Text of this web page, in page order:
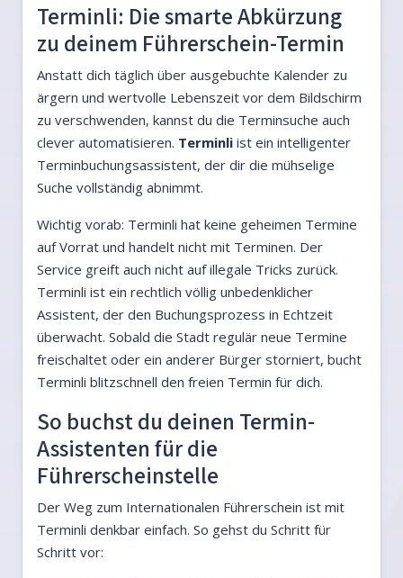
Terminli: Die smarte Abkürzung
zu deinem Führerschein-Termin
Anstatt dich täglich über ausgebuchte Kalender zu
ärgern und wertvolle Lebenszeit vor dem Bildschirm
zu verschwenden, kannst du die Terminsuche auch
clever automatisieren. Terminli ist ein intelligenter
Terminbuchungsassistent, der dir die mühselige
Suche vollständig abnimmt.
Wichtig vorab: Terminli hat keine geheimen Termine
auf Vorrat und handelt nicht mit Terminen. Der
Service greift auch nicht auf illegale Tricks zurück.
Terminli ist ein rechtlich völlig unbedenklicher
Assistent, der den Buchungsprozess in Echtzeit
überwacht. Sobald die Stadt regulär neue Termine
freischaltet oder ein anderer Bürger storniert, bucht
Terminli blitzschnell den freien Termin für dich.
So buchst du deinen Termin-
Assistenten für die
Führerscheinstelle
Der Weg zum Internationalen Führerschein ist mit
Terminli denkbar einfach. So gehst du Schritt für
Schritt vor: